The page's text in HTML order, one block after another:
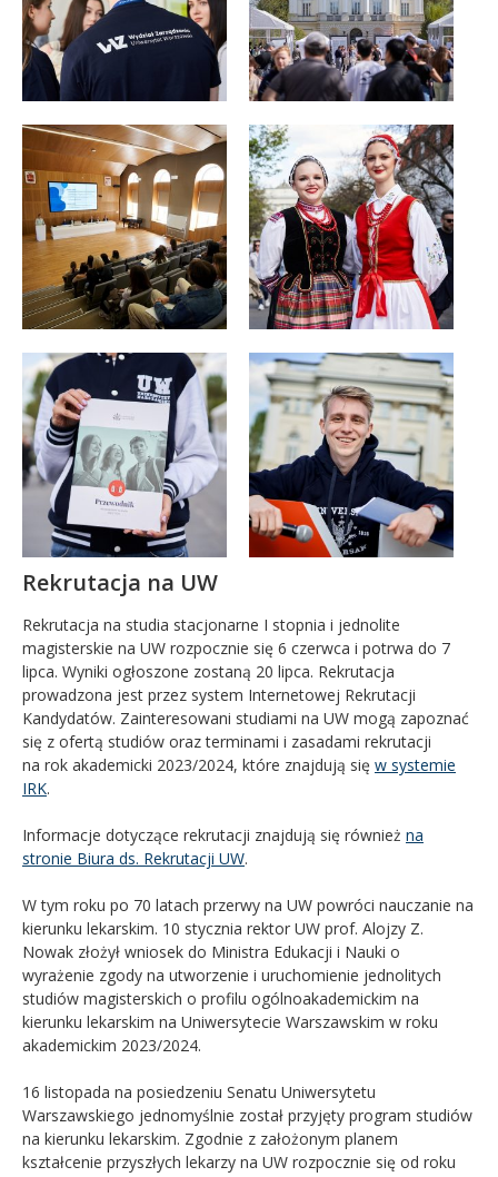
Rekrutacja na UW
Rekrutacja na studia stacjonarne I stopnia i jednolite
magisterskie na UW rozpocznie się 6 czerwca i potrwa do 7
lipca. Wyniki ogłoszone zostaną 20 lipca. Rekrutacja
prowadzona jest przez system Internetowej Rekrutacji
Kandydatów. Zainteresowani studiami na UW mogą zapoznać
się z ofertą studiów oraz terminami i zasadami rekrutacji
na rok akademicki 2023/2024, które znajdują się w systemie
IRK.
Informacje dotyczące rekrutacji znajdują się również na
stronie Biura ds. Rekrutacji UW.
W tym roku po 70 latach przerwy na UW powróci nauczanie na
kierunku lekarskim. 10 stycznia rektor UW prof. Alojzy Z.
Nowak złożył wniosek do Ministra Edukacji i Nauki o
wyrażenie zgody na utworzenie i uruchomienie jednolitych
studiów magisterskich o profilu ogólnoakademickim na
kierunku lekarskim na Uniwersytecie Warszawskim w roku
akademickim 2023/2024.
16 listopada na posiedzeniu Senatu Uniwersytetu
Warszawskiego jednomyślnie został przyjęty program studiów
na kierunku lekarskim. Zgodnie z założonym planem
kształcenie przyszłych lekarzy na UW rozpocznie się od roku